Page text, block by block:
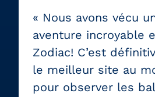
« Nous avons vécu
aventure incroyable
Zodiac! C’est
le meilleur site au
pour observer les